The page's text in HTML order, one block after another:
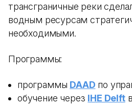
трансграничные реки
водным ресурсам
необходимыми.
Программы:
программы DAAD по
обучение через IHE Delft